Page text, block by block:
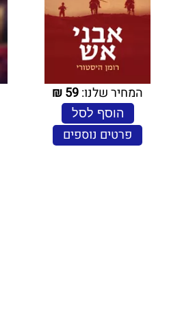
המחיר שלנו:59
₪
הוסף לסל
פרטים נוספים